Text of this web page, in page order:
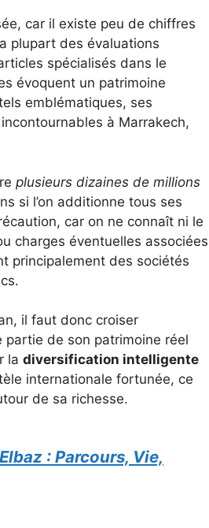
car il existe peu de chiffres
plupart des évaluations
spécialisés dans le
évoquent un patrimoine
emblématiques, ses
à Marrakech,
plusieurs dizaines de millions
si l’on additionne tous ses
car on ne connaît ni le
charges éventuelles associées
principalement des sociétés
il faut donc croiser
partie de son patrimoine réel
la diversification intelligente
internationale fortunée, ce
de sa richesse.
: Parcours, Vie,